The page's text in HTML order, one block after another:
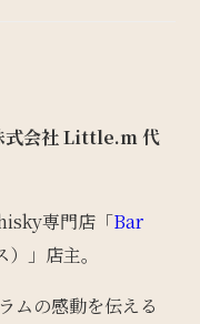
式会社 Little.m 代
専門店「Bar
）」店主。
ムの感動を伝える